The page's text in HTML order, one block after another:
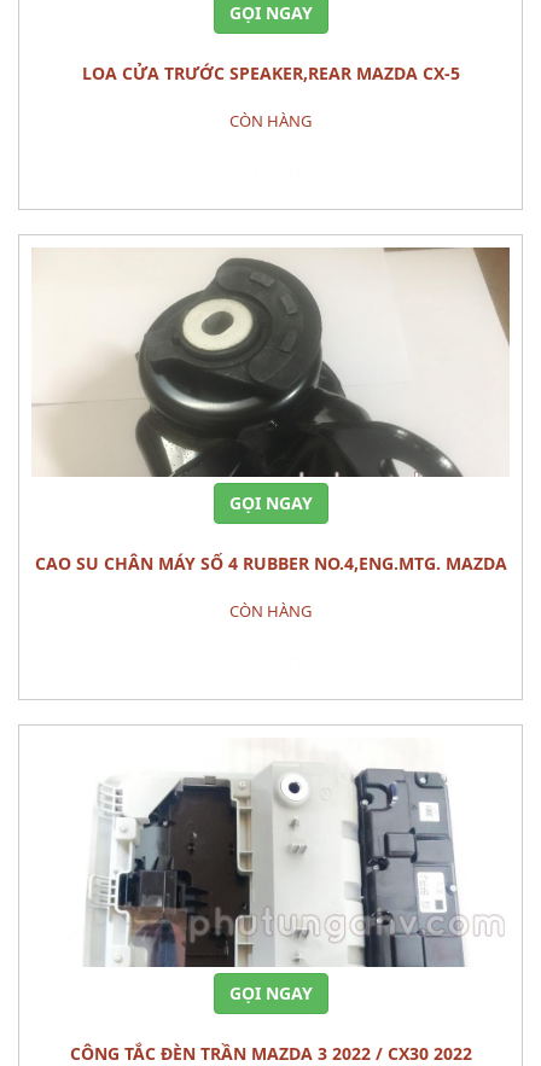
GỌI NGAY
LOA CỬA TRƯỚC SPEAKER,REAR MAZDA CX-5
CÒN HÀNG
GỌI NGAY
CAO SU CHÂN MÁY SỐ 4 RUBBER NO.4,ENG.MTG. MAZDA
CÒN HÀNG
GỌI NGAY
CÔNG TẮC ĐÈN TRẦN MAZDA 3 2022 / CX30 2022